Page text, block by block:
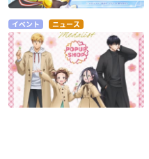
イベント ニュース